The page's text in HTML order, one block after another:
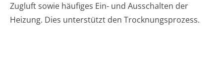
Zugluft sowie häufiges Ein- und Ausschalten der
Heizung. Dies unterstützt den Trocknungsprozess.